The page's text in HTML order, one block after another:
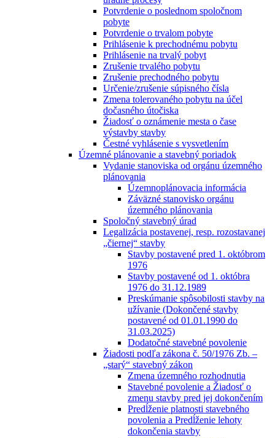
Potvrdenie o poslednom spoločnom
pobyte
Potvrdenie o trvalom pobyte
Prihlásenie k prechodnému pobytu
Prihlásenie na trvalý pobyt
Zrušenie trvalého pobytu
Zrušenie prechodného pobytu
Určenie/zrušenie súpisného čísla
Zmena tolerovaného pobytu na účel
dočasného útočiska
Žiadosť o oznámenie mesta o čase
výstavby stavby
Čestné vyhlásenie s vysvetlením
Územné plánovanie a stavebný poriadok
Vydanie stanoviska od orgánu územného
plánovania
Územnoplánovacia informácia
Záväzné stanovisko orgánu
územného plánovania
Spoločný stavebný úrad
Legalizácia postavenej, resp. rozostavanej
„čiernej“ stavby
Stavby postavené pred 1. októbrom
1976
Stavby postavené od 1. októbra
1976 do 31.12.1989
Preskúmanie spôsobilosti stavby na
užívanie (Dokončené stavby
postavené od 01.01.1990 do
31.03.2025)
Dodatočné stavebné povolenie
Žiadosti podľa zákona č. 50/1976 Zb. –
„starý“ stavebný zákon
Zmena územného rozhodnutia
Stavebné povolenie a Žiadosť o
zmenu stavby pred jej dokončením
Predĺženie platnosti stavebného
povolenia a Predĺženie lehoty
dokončenia stavby